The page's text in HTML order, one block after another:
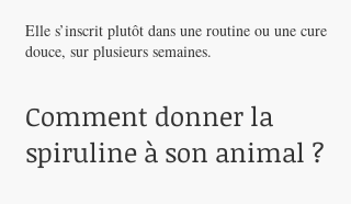
Elle s’inscrit plutôt dans une routine ou une cure
douce, sur plusieurs semaines.
Comment donner la
spiruline à son animal ?